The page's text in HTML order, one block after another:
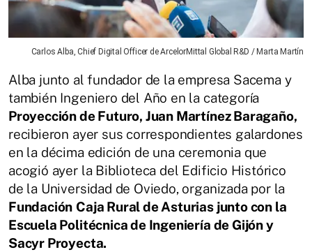
Carlos Alba, Chief Digital Officer de ArcelorMittal Global R&D / Marta Martín
Alba junto al fundador de la empresa Sacema y
también Ingeniero del Año en la categoría
Proyección de Futuro, Juan Martínez Baragaño,
recibieron ayer sus correspondientes galardones
en la décima edición de una ceremonia que
acogió ayer la Biblioteca del Edificio Histórico
de la Universidad de Oviedo, organizada por la
Fundación Caja Rural de Asturias junto con la
Escuela Politécnica de Ingeniería de Gijón y
Sacyr Proyecta.